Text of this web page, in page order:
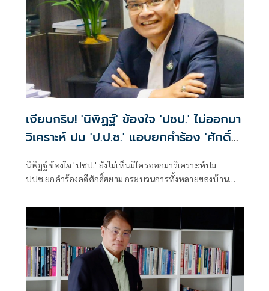
เงียบกริบ! 'นิพิฏฐ์' ข้องใจ 'ปชป.' ไม่ออกมา
วิเคราะห์ ปม 'ป.ป.ช.' แอบยกคำร้อง 'ศักดิ์
นิพิฏฐ์ ข้องใจ 'ปชป.' ยังไม่เห็นมีใครออกมาวิเคราะห์ปม
ปปช.ยกคำร้องคดีศักดิ์สยาม กระบวนการทั้งหลายของบ้าน